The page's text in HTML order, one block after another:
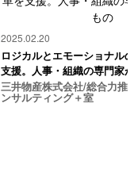
2025.02.20
ロジカルとエモーショナル
支援。人事・組織の専門家
三井物産株式会社/総合力推
ンサルティング＋室